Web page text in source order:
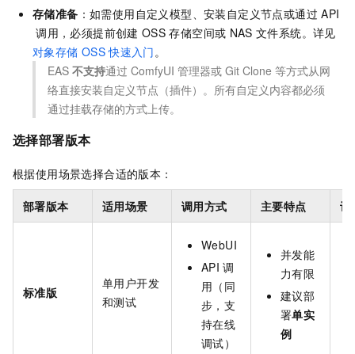
存储准备 ：如需使用自定义模型、安装自定义节点或通过 API
调用，必须提前创建 OSS 存储空间或 NAS 文件系统。详见
对象存储 OSS 快速入门 。
EAS 不支持通过 ComfyUI 管理器或 Git Clone 等方式从网
络直接安装自定义节点（插件）。所有自定义内容都必须
通过挂载存储的方式上传。
选择部署版本
根据使用场景选择合适的版本：
部署版本 适用场景 调用方式 主要特点 计
标准版
单用户开发
和测试
WebUI
API 调
用（同
步，支
持在线
调试）
并发能
力有限
建议部
署单实
例